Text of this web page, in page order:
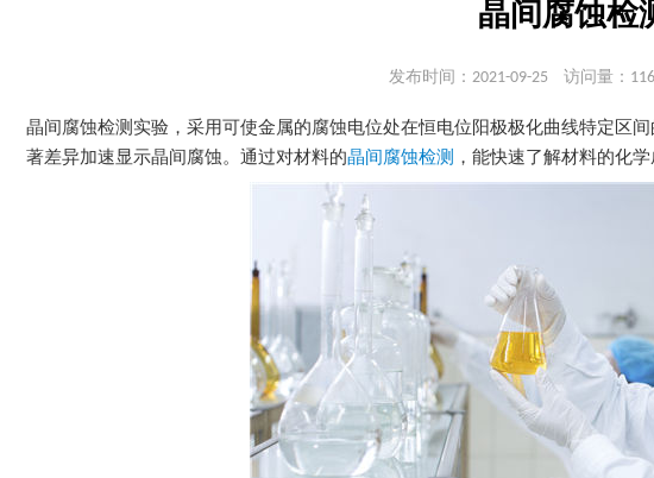
晶间腐蚀检
发布时间：2021-09-25 访问量：
晶间腐蚀检测实验，采用可使金属的腐蚀电位处在恒电位阳极极化曲线特定区
著差异加速显示晶间腐蚀。通过对材料的晶间腐蚀检测 ，能快速了解材料的化